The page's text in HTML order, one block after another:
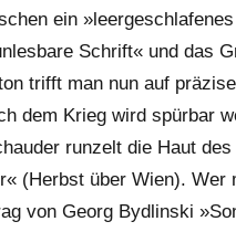
ein
Schrift« und das
trifft man nun auf
dem Krieg wird spürbar
runzelt die Haut
(Herbst über Wien).
von Georg Bydlinski